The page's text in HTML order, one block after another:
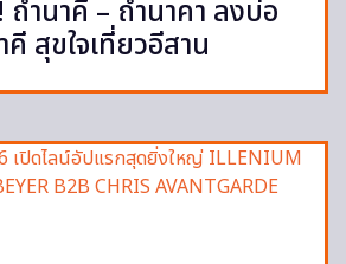
ถ้ำนาคี – ถ้ำนาคา ลงบ่อ
สุขใจเที่ยวอีสาน